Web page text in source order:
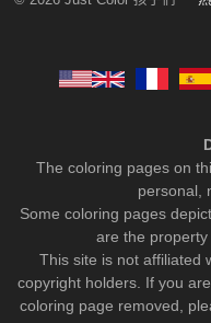
The coloring pages on
personal,
Some coloring pages
are the property
This site is not affiliated
copyright holders. If you
coloring page removed,